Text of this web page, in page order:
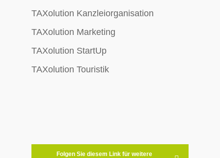
TAXolution Kanzleiorganisation
TAXolution Marketing
TAXolution StartUp
TAXolution Touristik
Folgen Sie diesem Link für weitere